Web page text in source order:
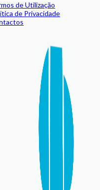
de Utilização
de Privacidade